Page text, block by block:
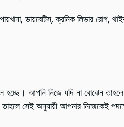
ডায়বেটিস, ক্রনিক লিভার রোগ,
আপনি নিজে যদি না বোঝেন
সেই অনুযায়ী আপনার নিজেকেই